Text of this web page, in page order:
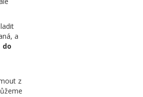
a
do
z